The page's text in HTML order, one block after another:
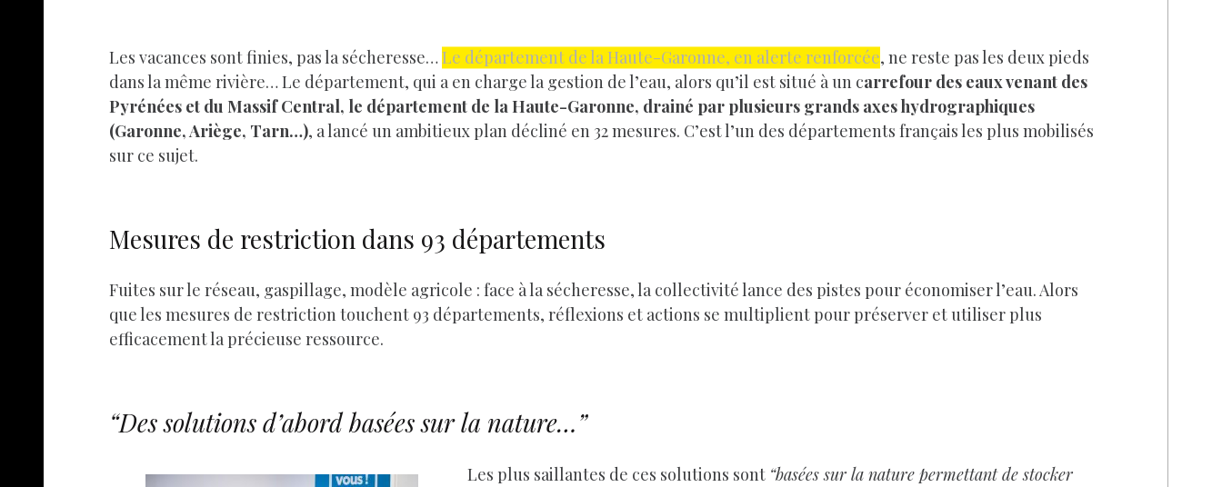
Les vacances sont finies, pas la sécheresse…Le département de la Haute-Garonne, en alerte renforcée, ne reste pas les deux pieds
dans la même rivière… Le département, qui a en charge la gestion de l’eau, alors qu’il est situé à un carrefour des eaux venant des
Pyrénées et du Massif Central, le département de la Haute-Garonne, drainé par plusieurs grands axes hydrographiques
(Garonne, Ariège, Tarn…), a lancé un ambitieux plan décliné en 32 mesures. C’est l’un des départements français les plus mobilisés
sur ce sujet.
Mesures de restriction dans 93 départements
Fuites sur le réseau, gaspillage, modèle agricole : face à la sécheresse, la collectivité lance des pistes pour économiser l’eau. Alors
que les mesures de restriction touchent 93 départements, réflexions et actions se multiplient pour préserver et utiliser plus
efficacement la précieuse ressource.
“Des solutions d’abord basées sur la nature…”
Les plus saillantes de ces solutions sont “basées sur la nature permettant de stocker